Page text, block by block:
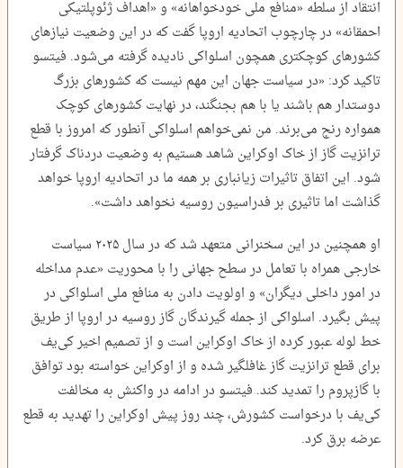
انتقاد از سلطه «منافع ملی خودخواهانه» و «اهداف ژئوپلتیکی
احمقانه» در چارچوب اتحادیه اروپا گفت که در این وضعیت نیازهای
کشورهای کوچکتری همچون اسلواکی نادیده گرفته می‌شود. فیتسو
تاکید کرد: «در سیاست جهان این مهم نیست که کشورهای بزرگ
دوستدار هم باشند یا با هم بجنگند، در نهایت کشورهای کوچک
همواره رنج می‌برند. من نمی‌خواهم اسلواکی آنطور که امروز با قطع
ترانزیت گاز از خاک اوکراین شاهد هستیم به وضعیت دردناک گرفتار
شود. این اتفاق تاثیرات زیانباری بر همه ما در اتحادیه اروپا خواهد
گذاشت اما تاثیری بر فدراسیون روسیه نخواهد داشت».
او همچنین در این سخنرانی متعهد شد که در سال ۲۰۲۵ سیاست
خارجی همراه با تعامل در سطح جهانی را با محوریت «عدم مداخله
در امور داخلی دیگران» و اولویت دادن به منافع ملی اسلواکی در
پیش بگیرد. اسلواکی از جمله گیرندگان گاز روسیه در اروپا از طریق
خط لوله عبور کرده از خاک اوکراین است و از تصمیم اخیر کی‌یف
برای قطع ترانزیت گاز غافلگیر شده و از اوکراین خواسته بود توافق
با گازپروم را تمدید کند. فیتسو در ادامه در واکنش به مخالفت
کی‌یف با درخواست کشورش، چند روز پیش اوکراین را تهدید به قطع
عرضه برق کرد.